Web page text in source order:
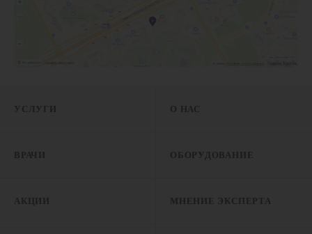
УСЛУГИ О НАС
ВРАЧИ ОБОРУДОВАНИЕ
АКЦИИ МНЕНИЕ ЭКСПЕРТА